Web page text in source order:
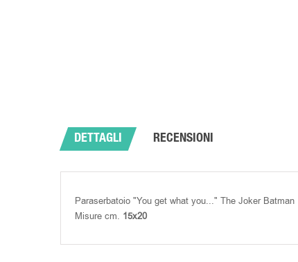
DETTAGLI RECENSIONI
Paraserbatoio "You get what you..." The Joker Batman
Misure cm. 15x20